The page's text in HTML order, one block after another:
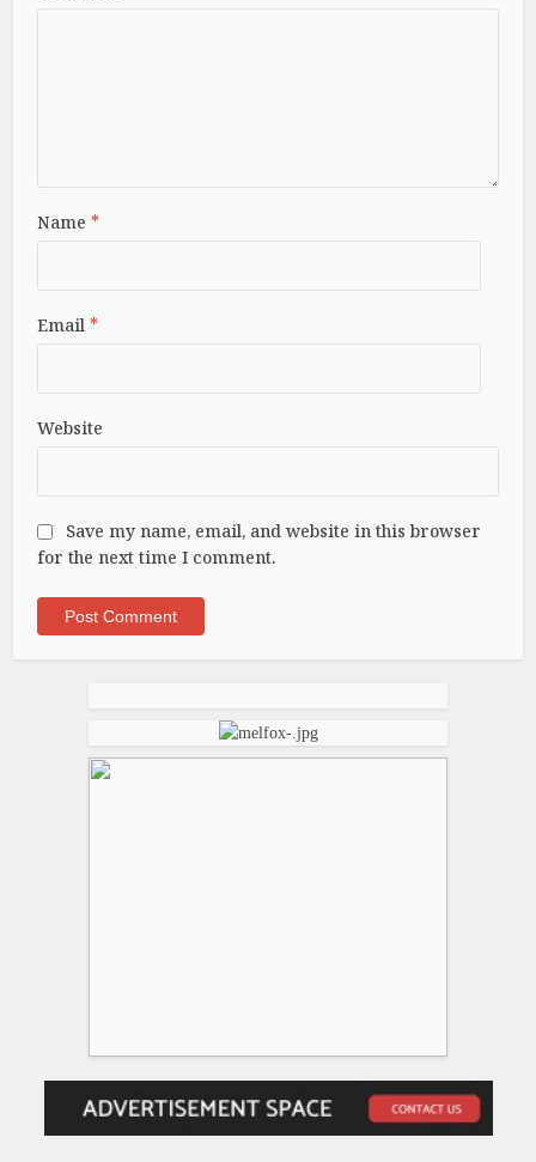
Name*
Email*
Website
Save my name, email, and website in this browser
for the next time I comment.